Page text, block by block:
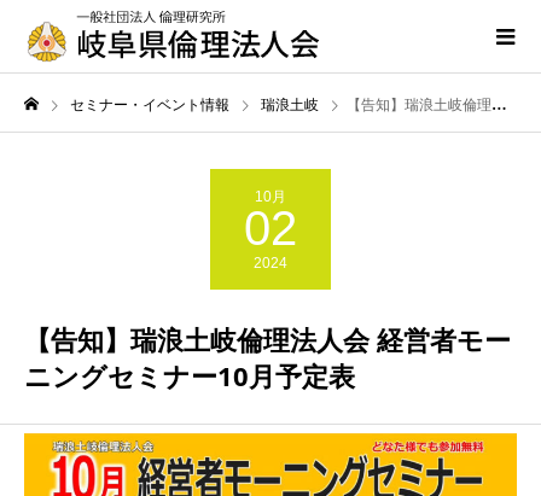
セミナー・イベント情報 瑞浪土岐 【告知】瑞浪土岐倫理法人会 経営者モーニングセミナー10月予定表
10月
02
2024
【告知】瑞浪土岐倫理法人会 経営者モー
ニングセミナー10月予定表